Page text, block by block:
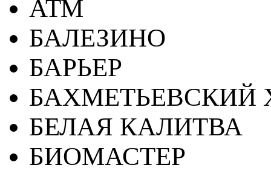
АТМ
БАЛЕЗИНО
БАРЬЕР
БАХМЕТЬЕВСКИЙ
БЕЛАЯ КАЛИТВА
БИОМАСТЕР